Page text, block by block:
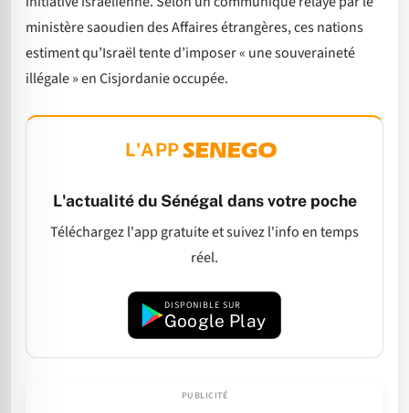
ministère saoudien des Affaires étrangères, ces nations
estiment qu’Israël tente d’imposer « une souveraineté
illégale » en Cisjordanie occupée.
L'APP
L'actualité du Sénégal dans votre poche
Téléchargez l'app gratuite et suivez l'info en temps
réel.
DISPONIBLE SUR
Google Play